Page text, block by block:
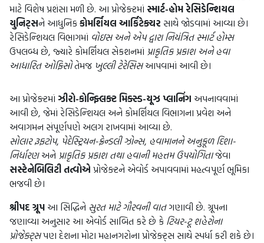
માટે વિશેષ પ્રશંસા મળી છે. આ પ્રોજેક્ટમાં સ્માર્ટ-હોમ રેસિડેન્શિયલ
યુનિટ્સને આધુનિકકોમર્શિયલ આર્કિટેક્ચર સાથે જોડવામાં આવ્યા છે।
રેસિડેન્શિયલ વિભાગમાં વોઇસ અને એપ દ્વારા નિયંત્રિત સ્માર્ટ હોમ્સ
ઉપલબ્ધ છે, જ્યારે કોમર્શિયલ સેકશનમાં પ્રાકૃતિક પ્રકાશ અને હવા
આધારિત ઓફિસોતેમજ ખુલ્લી ટેરેસિસઆપવામાં આવી છે।
આ પ્રોજેક્ટમાં ઝીરો-કોન્ફ્લિક્ટ મિક્સ્ડ-યૂઝ પ્લાનિંગ અપનાવવામાં
આવી છે, જેમાં રેસિડેન્શિયલ અને કોમર્શિયલ વિભાગના પ્રવેશ અને
અવાગમન સંપૂર્ણપણે અલગ રાખવામાં આવ્યા છે.
સોલાર રૂફટોપ, પેદેસ્ટ્રિયન-ફ્રેન્ડલી ઝોન્સ, હવામાનને અનુકૂળ દિશા-
નિર્ધારણઅને પ્રાકૃતિક પ્રકાશ તથા હવાની મહત્તમ ઉપયોગિતાજેવા
સસ્ટેનેબિલિટી તત્વોએ પ્રોજેક્ટને એવોર્ડ અપાવવામાં મહત્વપૂર્ણ ભૂમિકા
ભજવી છે।
શ્રીપદ ગ્રૂપ આ સિદ્ધિને સુરત માટે ગૌરવની વાતગણાવી છે. ગ્રૂપના
જણાવ્યા અનુસાર આ એવોર્ડ સાબિત કરે છે કે ટિયર-ટૂ શહેરોના
પ્રોજેક્ટ્સપણ દેશના મોટા મહાનગરોના પ્રોજેક્ટ્સ સાથે સ્પર્ધા કરી શકે છે।